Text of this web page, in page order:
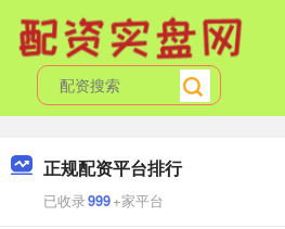
正规配资平台排行
已收录999+家平台